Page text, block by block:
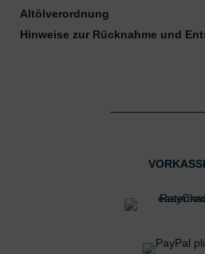
Altölverordnung
Hinweise zur Rücknahme und